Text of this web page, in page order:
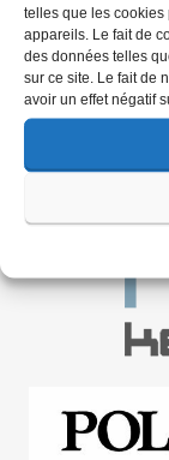
telles que les cookies
appareils. Le fait de
des données telles
sur ce site. Le fait de
avoir un effet négatif